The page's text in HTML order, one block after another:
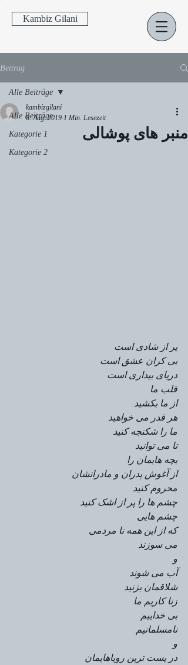
Kambiz Gilani
Beitrag
Alle Beiträge
Kategorie 1
Kategorie 2
Alle Beiträge
منبر های پوشالی
kambizgilani
8. Aug. 2019 1 Min. Lesezeit
پر از شادی است
بی کران عشق است
دریای بیداری است
قلب ما
از ما بکشید
هر قدر می خواهید
ما را شکنجه کنید
تا می توانید
بچه هایمان را
از آغوش پدران و مادرانشان
محروم کنید
چشم ها را پر از اشک کنید
چشم هایی
که از این همه نا مردمی
می سوزند
و
آب می شوند
شلاقمان بزنید
زنا کاریم ما
بی خداییم
نامسلمانیم
و
در پست ترین رویاهایمان